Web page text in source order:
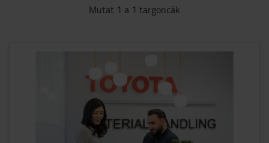
Mutat 1 a 1 targoncák